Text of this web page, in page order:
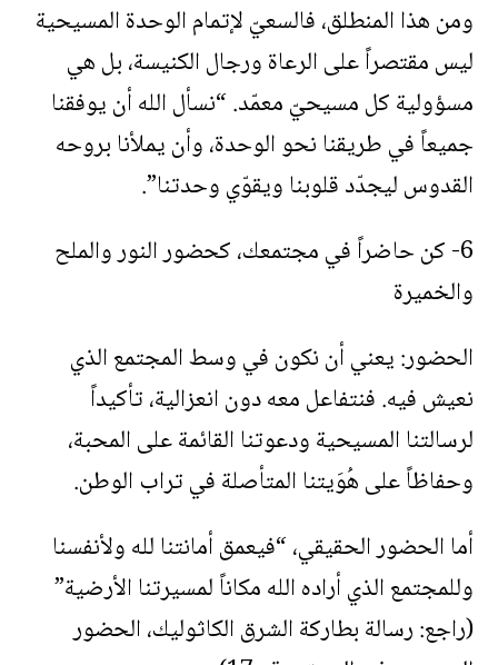
ومن هذا المنطلق، فالسعيّ لإتمام الوحدة المسيحية
ليس مقتصراً على الرعاة ورجال الكنيسة، بل هي
مسؤولية كل مسيحيّ معمّد. “نسأل الله أن يوفقنا
جميعاً في طريقنا نحو الوحدة، وأن يملأنا بروحه
القدوس ليجدّد قلوبنا ويقوّي وحدتنا”.
6- كن حاضراً في مجتمعك، كحضور النور والملح
والخميرة
الحضور: يعني أن نكون في وسط المجتمع الذي
نعيش فيه. فنتفاعل معه دون انعزالية، تأكيداً
لرسالتنا المسيحية ودعوتنا القائمة على المحبة،
وحفاظاً على هُوَيتنا المتأصلة في تراب الوطن.
أما الحضور الحقيقي، “فيعمق أمانتنا لله ولأنفسنا
وللمجتمع الذي أراده الله مكاناً لمسيرتنا الأرضية”
(راجع: رسالة بطاركة الشرق الكاثوليك، الحضور